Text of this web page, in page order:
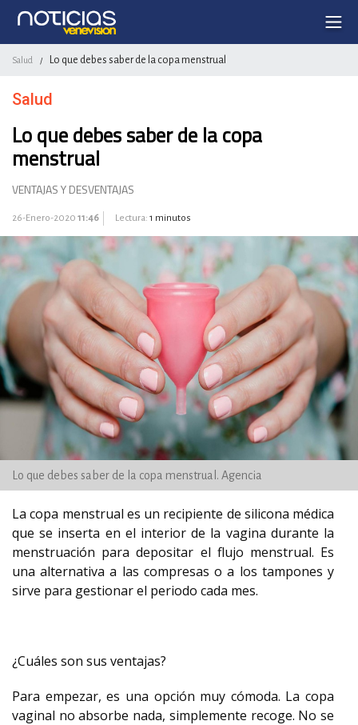
Salud / Lo que debes saber de la copa menstrual
Salud
Lo que debes saber de la copa
menstrual
VENTAJAS Y DESVENTAJAS
26-Enero-2020 11:46 Lectura: 1 minutos
Lo que debes saber de la copa menstrual. Agencia
La copa menstrual es un recipiente de silicona médica
que se inserta en el interior de la vagina durante la
menstruación para depositar el flujo menstrual. Es
una alternativa a las compresas o a los tampones y
sirve para gestionar el periodo cada mes.
¿Cuáles son sus ventajas?
Para empezar, es una opción muy cómoda. La copa
vaginal no absorbe nada, simplemente recoge. No se